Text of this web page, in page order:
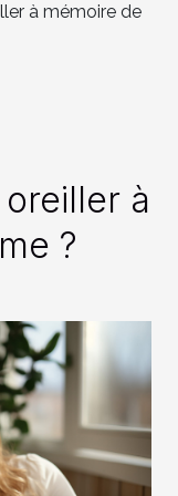
à mémoire de
oreiller à
?